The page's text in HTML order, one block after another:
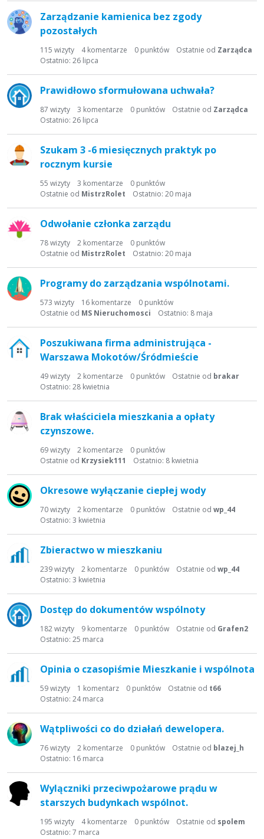
Zarządzanie kamienica bez zgody
pozostałych
115 wizyty 4komentarze 0 punktów Ostatnie od Zarządca
Ostatnio: 26 lipca
Prawidłowo sformułowana uchwała?
87 wizyty 3 komentarze 0 punktów Ostatnie od Zarządca
Ostatnio: 26 lipca
Szukam 3 -6 miesięcznych praktyk po
rocznym kursie
55 wizyty 3 komentarze 0 punktów
Ostatnie od MistrzRolet Ostatnio: 20 maja
Odwołanie członka zarządu
78wizyty 2 komentarze 0 punktów
Ostatnie od MistrzRolet Ostatnio: 20 maja
Programy do zarządzania wspólnotami.
573 wizyty 16 komentarze 0 punktów
Ostatnie od MS Nieruchomosci Ostatnio: 8 maja
Poszukiwana firma administrująca -
Warszawa Mokotów/Śródmieście
49wizyty 2 komentarze 0 punktów Ostatnie od brakar
Ostatnio: 28 kwietnia
Brak właściciela mieszkania a opłaty
czynszowe.
69wizyty 2 komentarze 0 punktów
Ostatnie od Krzysiek111 Ostatnio: 8 kwietnia
Okresowe wyłączanie ciepłej wody
70wizyty 2 komentarze 0 punktów Ostatnie od wp_44
Ostatnio: 3 kwietnia
Zbieractwo w mieszkaniu
239wizyty 2 komentarze 0 punktów Ostatnie od wp_44
Ostatnio: 3 kwietnia
Dostęp do dokumentów wspólnoty
182wizyty 9 komentarze 0 punktów Ostatnie od Grafen2
Ostatnio: 25 marca
Opinia o czasopiśmie Mieszkanie i wspólnota
59wizyty 1 komentarz 0 punktów Ostatnie od t66
Ostatnio: 24 marca
Wątpliwości co do działań dewelopera.
76wizyty 2 komentarze 0 punktów Ostatnie od blazej_h
Ostatnio: 16 marca
Wylączniki przeciwpożarowe prądu w
starszych budynkach wspólnot.
195 wizyty 4komentarze 0 punktów Ostatnie od spolem
Ostatnio: 7 marca